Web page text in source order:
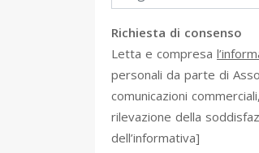
Richiesta di consenso
Letta e compresa
personali da parte di
comunicazioni
rilevazione della
dell’informativa]